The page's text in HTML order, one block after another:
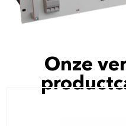
Onze